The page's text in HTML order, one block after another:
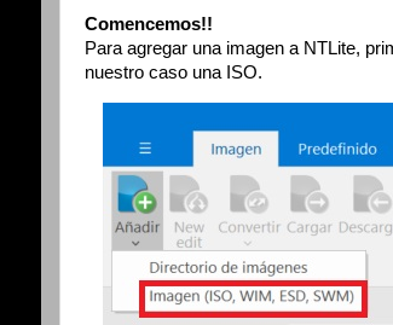
Comencemos!!
Para agregar una imagen a NTLite,
nuestro caso una ISO.